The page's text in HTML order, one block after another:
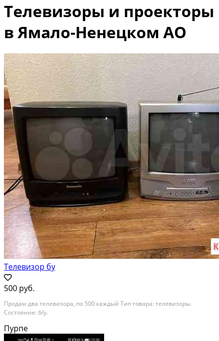
Телевизоры и проекторы
в Ямало-Ненецком АО
Телевизор бу
500 руб.
Продам два телевизора, по 500 каждый Тип товара: телевизоры.
Состояние: б/у.
Пурпе